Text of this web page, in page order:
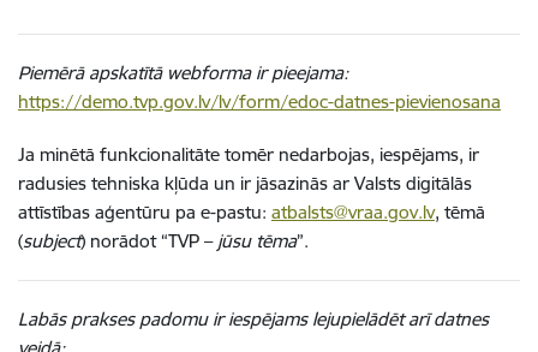
Piemērā apskatītā webforma ir pieejama:
https://demo.tvp.gov.lv/lv/form/edoc-datnes-pievienosana
Ja minētā funkcionalitāte tomēr nedarbojas, iespējams, ir
radusies tehniska kļūda un ir jāsazinās ar Valsts digitālās
attīstības aģentūru pa e-pastu: atbalsts@vraa.gov.lv, tēmā
(subject) norādot “TVP – jūsu tēma”.
Labās prakses padomu ir iespējams lejupielādēt arī datnes